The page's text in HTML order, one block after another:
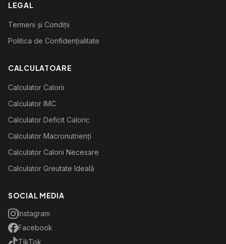
LEGAL
Termeni și Condiții
Politica de Confidențialitate
CALCULATOARE
Calculator Calorii
Calculator IMC
Calculator Deficit Caloric
Calculator Macronutrienți
Calculator Calorii Necesare
Calculator Greutate Ideală
SOCIAL MEDIA
Instagram
Facebook
TikTok